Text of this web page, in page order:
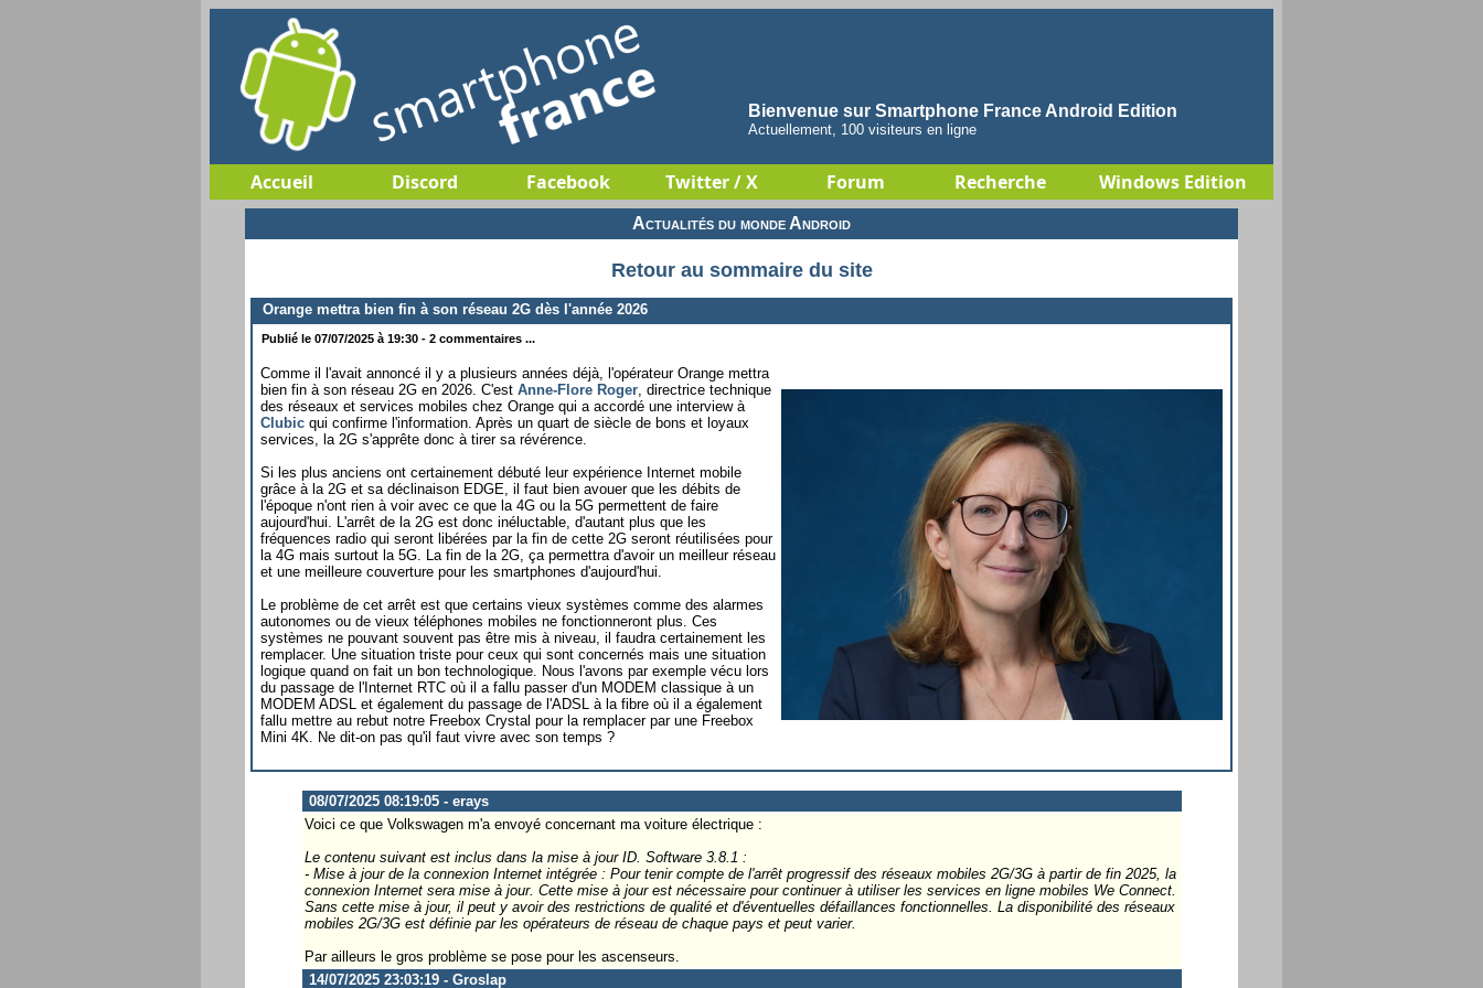
Bienvenue sur Smartphone France Android Edition
Actuellement, 100 visiteurs en ligne
Accueil Discord Facebook Twitter / X Forum Recherche Windows Edition
Actualités du monde Android
Retour au sommaire du site
Orange mettra bien fin à son réseau 2G dès l'année 2026
Publié le 07/07/2025 à 19:30 - 2 commentaires ...
Comme il l'avait annoncé il y a plusieurs années déjà, l'opérateur Orange mettra
bien fin à son réseau 2G en 2026. C'est Anne-Flore Roger , directrice technique
des réseaux et services mobiles chez Orange qui a accordé une interview à
Clubic qui confirme l'information. Après un quart de siècle de bons et loyaux
services, la 2G s'apprête donc à tirer sa révérence.
Si les plus anciens ont certainement débuté leur expérience Internet mobile
grâce à la 2G et sa déclinaison EDGE, il faut bien avouer que les débits de
l'époque n'ont rien à voir avec ce que la 4G ou la 5G permettent de faire
aujourd'hui. L'arrêt de la 2G est donc inéluctable, d'autant plus que les
fréquences radio qui seront libérées par la fin de cette 2G seront réutilisées pour
la 4G mais surtout la 5G. La fin de la 2G, ça permettra d'avoir un meilleur réseau
et une meilleure couverture pour les smartphones d'aujourd'hui.
Le problème de cet arrêt est que certains vieux systèmes comme des alarmes
autonomes ou de vieux téléphones mobiles ne fonctionneront plus. Ces
systèmes ne pouvant souvent pas être mis à niveau, il faudra certainement les
remplacer. Une situation triste pour ceux qui sont concernés mais une situation
logique quand on fait un bon technologique. Nous l'avons par exemple vécu lors
du passage de l'Internet RTC où il a fallu passer d'un MODEM classique à un
MODEM ADSL et également du passage de l'ADSL à la fibre où il a également
fallu mettre au rebut notre Freebox Crystal pour la remplacer par une Freebox
Mini 4K. Ne dit-on pas qu'il faut vivre avec son temps ?
08/07/2025 08:19:05 - erays
Voici ce que Volkswagen m'a envoyé concernant ma voiture électrique :
Le contenu suivant est inclus dans la mise à jour ID. Software 3.8.1 :
- Mise à jour de la connexion Internet intégrée : Pour tenir compte de l'arrêt progressif des réseaux mobiles 2G/3G à partir de fin 2025, la
connexion Internet sera mise à jour. Cette mise à jour est nécessaire pour continuer à utiliser les services en ligne mobiles We Connect.
Sans cette mise à jour, il peut y avoir des restrictions de qualité et d'éventuelles défaillances fonctionnelles. La disponibilité des réseaux
mobiles 2G/3G est définie par les opérateurs de réseau de chaque pays et peut varier.
Par ailleurs le gros problème se pose pour les ascenseurs.
14/07/2025 23:03:19 - Groslap